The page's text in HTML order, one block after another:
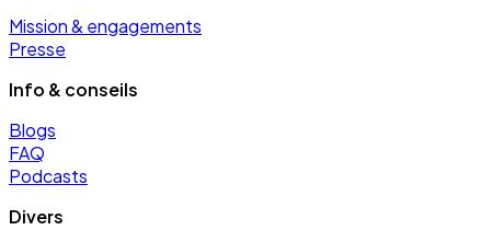
Mission & engagements
Presse
Info & conseils
Blogs
FAQ
Podcasts
Divers